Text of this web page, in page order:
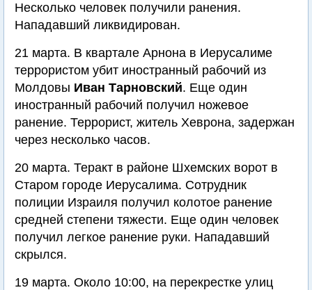
Несколько человек получили ранения.
Нападавший ликвидирован.
21 марта. В квартале Арнона в Иерусалиме
террористом убит иностранный рабочий из
Молдовы Иван Тарновский. Еще один
иностранный рабочий получил ножевое
ранение. Террорист, житель Хеврона, задержан
через несколько часов.
20 марта. Теракт в районе Шхемских ворот в
Старом городе Иерусалима. Сотрудник
полиции Израиля получил колотое ранение
средней степени тяжести. Еще один человек
получил легкое ранение руки. Нападавший
скрылся.
19 марта. Около 10:00, на перекрестке улиц